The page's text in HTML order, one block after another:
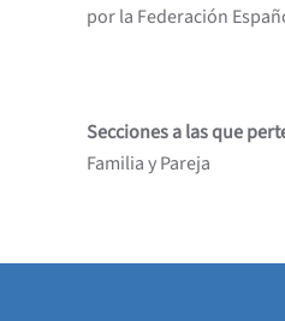
por la Federación
Secciones a las que
Familia y Pareja